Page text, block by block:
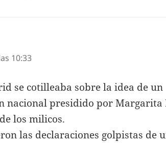
10:33
se cotilleaba sobre la idea de un
nacional presidido por Margarita
los milicos.
las declaraciones golpistas de